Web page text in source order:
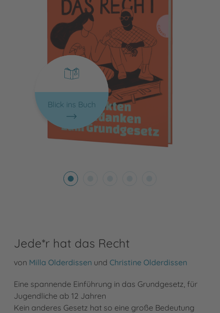
Blick ins Buch
Jede*r hat das Recht
von Milla Olderdissen und Christine Olderdissen
Eine spannende Einführung in das Grundgesetz, für
Jugendliche ab 12 Jahren
Kein anderes Gesetz hat so eine große Bedeutung